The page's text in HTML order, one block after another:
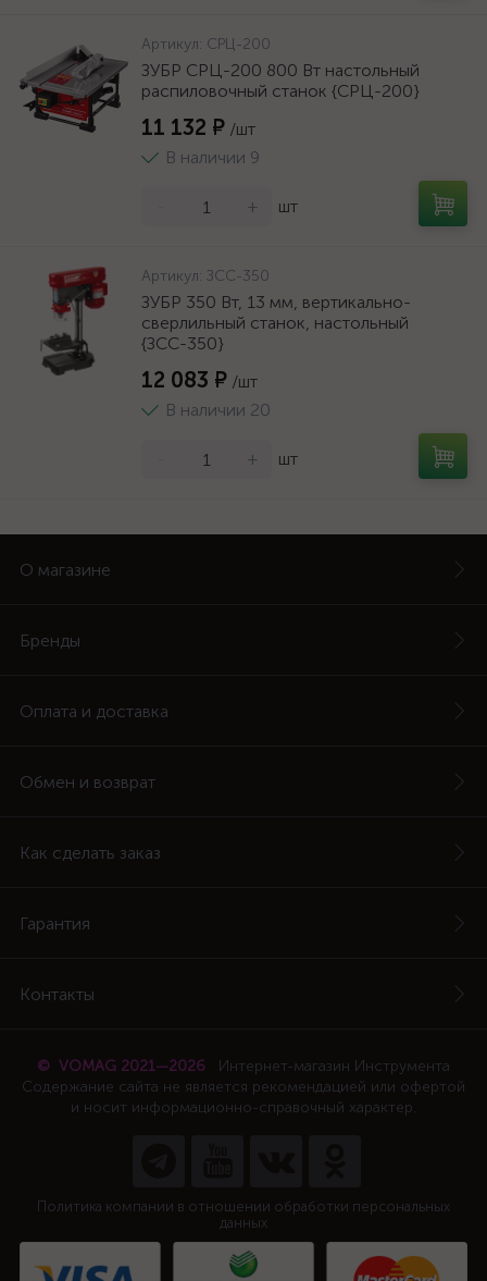
Артикул: СРЦ-200
ЗУБР СРЦ-200 800 Вт настольный
распиловочный станок {СРЦ-200}
11 132 ₽ /шт
В наличии 9
+ шт
Артикул: ЗСС-350
ЗУБР 350 Вт, 13 мм, вертикально-
сверлильный станок, настольный
{ЗСС-350}
12 083 ₽ /шт
В наличии 20
+ шт
О магазине
Бренды
Оплата и доставка
Обмен и возврат
Как сделать заказ
Гарантия
Контакты
© VOMAG 2021—2026
Интернет-магазин Инструмента
Содержание сайта не является рекомендацией или офертой
и носит информационно-справочный характер.
Политика компании в отношении обработки персональных
данных